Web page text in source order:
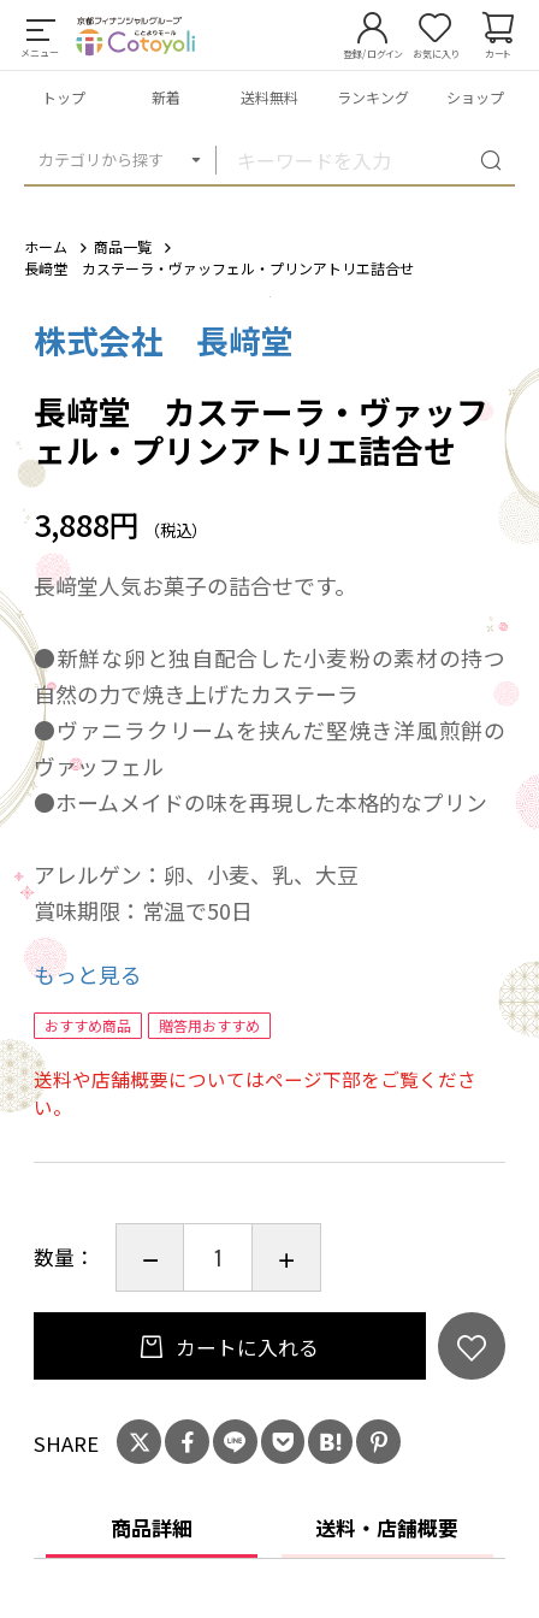
メニュー
カテゴリから探す
登録/ログイン お気に入り カート
トップ 新着 送料無料 ランキング ショップ
ホーム
商品一覧
長﨑堂 カステーラ・ヴァッフェル・プリンアトリエ詰合せ
株式会社 長﨑堂
長﨑堂 カステーラ・ヴァッフ
ェル・プリンアトリエ詰合せ
3,888円 （税込）
長﨑堂人気お菓子の詰合せです。
●新鮮な卵と独自配合した小麦粉の素材の持つ
自然の力で焼き上げたカステーラ
●ヴァニラクリームを挟んだ堅焼き洋風煎餅の
ヴァッフェル
●ホームメイドの味を再現した本格的なプリン
アレルゲン：卵、小麦、乳、大豆
賞味期限：常温で50日
カステーラ 5切×2袋
ヴァッフェル 7枚
プリンアトリエ 5個
もっと見る
おすすめ商品 贈答用おすすめ
送料や店舗概要についてはページ下部をご覧くださ
い。
数量：
カートに入れる
SHARE
商品詳細 送料・店舗概要